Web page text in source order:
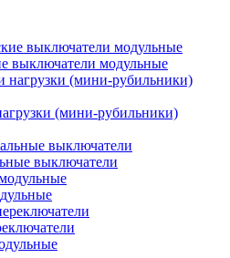
выключатели модульные
(мини-рубильники)
выключатели